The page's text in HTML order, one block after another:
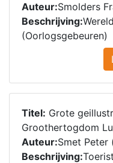
Auteur:Smolders
Beschrijving:
(Oorlogsgebeuren)
Titel: Grote
Groothertogdom
Auteur:Smet Peter
Beschrijving: